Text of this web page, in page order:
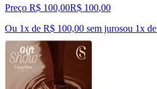
Preço R$ 100,00R$ 100,00
Ou 1x de R$ 100,00 sem jurosou 1x de